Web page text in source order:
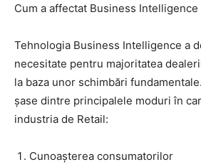
Cum a affectat Business
Tehnologia Business Intelligence a
necesitate pentru majoritatea
la baza unor schimbări
șase dintre principalele moduri în
industria de Retail:
Cunoașterea consumatorilor